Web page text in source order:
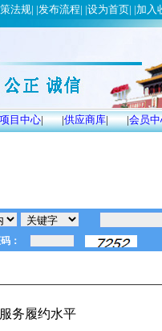
法规| |发布流程| |设为首页| |加入
目中心| |供应商库| |会员中
务履约水平